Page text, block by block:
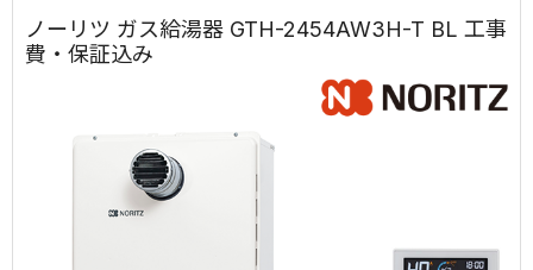
ノーリツ ガス給湯器 GTH-2454AW3H-T BL 工事
費・保証込み